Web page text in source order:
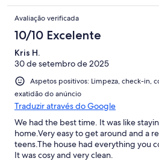
Avaliação verificada
10/10 Excelente
Kris H.
30 de setembro de 2025
Aspetos positivos: Limpeza, check-in,
exatidão do anúncio
Traduzir através do Google
We had the best time. It was like
home.Very easy to get around and a
teens.The house had everything you
It was cosy and very clean.